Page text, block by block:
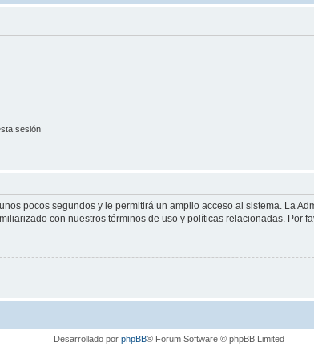
sesión
pocos segundos y le permitirá un amplio acceso al sistema. La
con nuestros términos de uso y políticas relacionadas. Por
Desarrollado por phpBB® Forum Software © phpBB Limited